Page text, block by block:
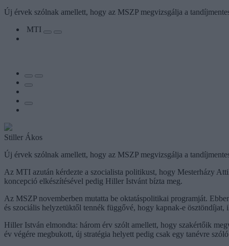
Új érvek szólnak amellett, hogy az MSZP megvizsgálja a
MTI
Stiller Ákos
Új érvek szólnak amellett, hogy az MSZP megvizsgálja a
Az MTI azután kérdezte a szocialista politikust, hogy Mesterházy
koncepció elkészítésével pedig Hiller Istvánt bízta meg.
Az MSZP novemberben mutatta be oktatáspolitikai programját.
és szociális helyzetüktől tennék függővé, hogy kapnak-e
Hiller István elmondta: három érv szólt amellett, hogy szakértőik
év végére megbukott, új stratégia helyett pedig csak egy tanévre